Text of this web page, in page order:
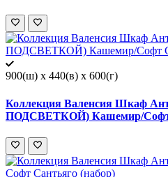
900(ш) x 440(в) x 600(г)
Коллекция Валенсия Шкаф
ПОДСВЕТКОЙ) Кашемир/Софт